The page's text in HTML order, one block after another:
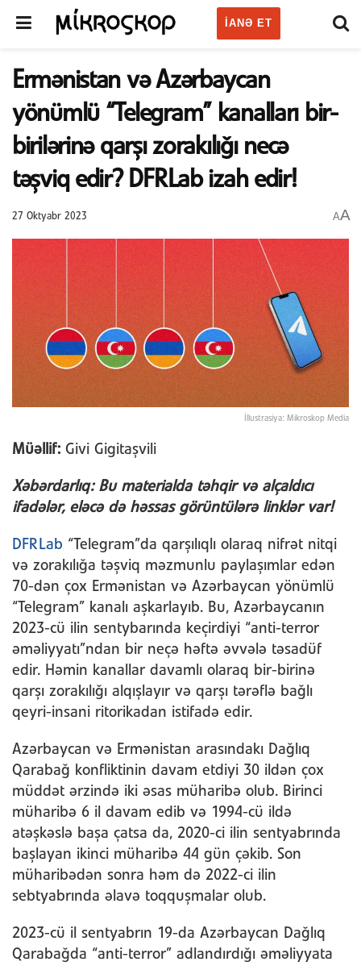
IANƏ ET
Ermənistan və Azərbaycan
yönümlü “Telegram” kanalları bir-
birilərinə qarşı zorakılığı necə
təşviq edir? DFRLab izah edir!
27 Oktyabr 2023 AA
İllustrasiya: Mikroskop Media
Müəllif: Givi Gigitaşvili
Xəbərdarlıq: Bu materialda təhqir və alçaldıcı
ifadələr, eləcə də həssas görüntülərə linklər var!
DFRLab “Telegram”da qarşılıqlı olaraq nifrət nitqi
və zorakılığa təşviq məzmunlu paylaşımlar edən
70-dən çox Ermənistan və Azərbaycan yönümlü
“Telegram” kanalı aşkarlayıb. Bu, Azərbaycanın
2023-cü ilin sentybarında keçirdiyi “anti-terror
əməliyyatı”ndan bir neçə həftə əvvələ təsadüf
edir. Həmin kanallar davamlı olaraq bir-birinə
qarşı zorakılığı alqışlayır və qarşı tərəflə bağlı
qeyri-insani ritorikadan istifadə edir.
Azərbaycan və Ermənistan arasındakı Dağlıq
Qarabağ konfliktinin davam etdiyi 30 ildən çox
müddət ərzində iki əsas müharibə olub. Birinci
müharibə 6 il davam edib və 1994-cü ildə
atəşkəslə başa çatsa da, 2020-ci ilin sentyabrında
başlayan ikinci müharibə 44 gün çəkib. Son
müharibədən sonra həm də 2022-ci ilin
sebtyabrında əlavə toqquşmalar olub.
2023-cü il sentyabrın 19-da Azərbaycan Dağlıq
Qarabağda “anti-terror” adlandırdığı əməliyyata